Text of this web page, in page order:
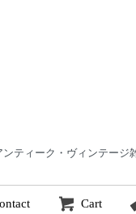
ティーク・ヴィンテージ
Cart